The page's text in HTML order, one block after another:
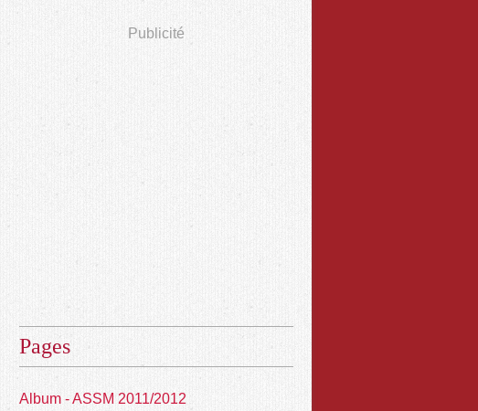
Publicité
Pages
Album - ASSM 2011/2012